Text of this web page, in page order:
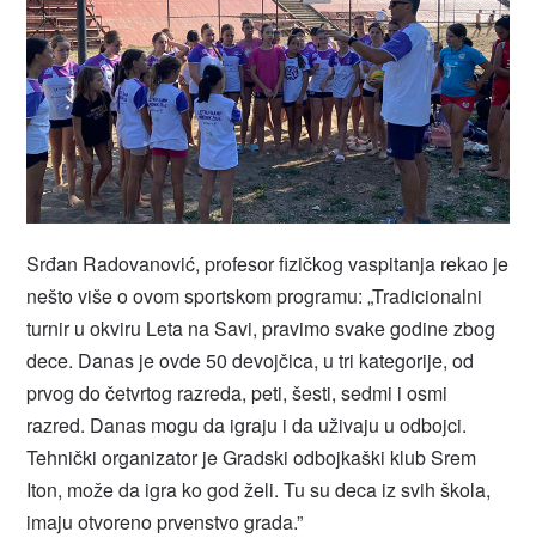
Srđan Radovanović, profesor fizičkog vaspitanja rekao je
nešto više o ovom sportskom programu: „Tradicionalni
turnir u okviru Leta na Savi, pravimo svake godine zbog
dece. Danas je ovde 50 devojčica, u tri kategorije, od
prvog do četvrtog razreda, peti, šesti, sedmi i osmi
razred. Danas mogu da igraju i da uživaju u odbojci.
Tehnički organizator je Gradski odbojkaški klub Srem
Iton, može da igra ko god želi. Tu su deca iz svih škola,
imaju otvoreno prvenstvo grada.”